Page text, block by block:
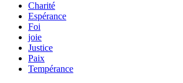
Charité
Espérance
Foi
joie
Justice
Paix
Tempérance